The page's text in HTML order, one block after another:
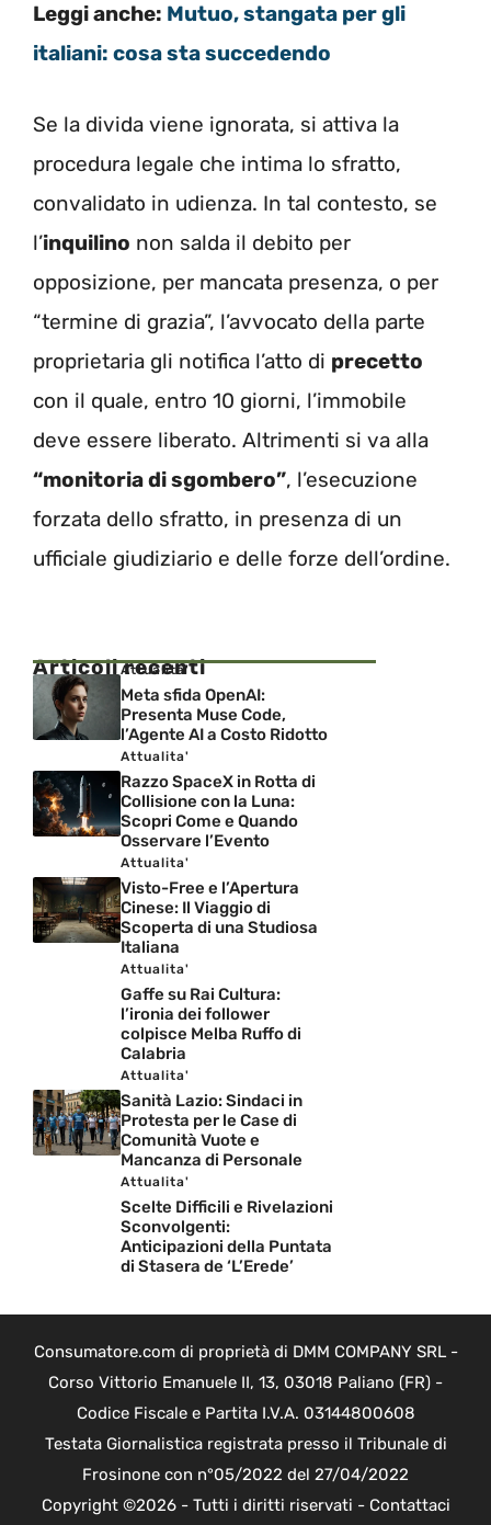
Leggi anche: Mutuo, stangata per gli
italiani: cosa sta succedendo
Se la divida viene ignorata, si attiva la
procedura legale che intima lo sfratto,
convalidato in udienza. In tal contesto, se
l’inquilino non salda il debito per
opposizione, per mancata presenza, o per
“termine di grazia”, l’avvocato della parte
proprietaria gli notifica l’atto di precetto
con il quale, entro 10 giorni, l’immobile
deve essere liberato. Altrimenti si va alla
“monitoria di sgombero”, l’esecuzione
forzata dello sfratto, in presenza di un
ufficiale giudiziario e delle forze dell’ordine.
Articoli recenti
Attualita'
Meta sfida OpenAI:
Presenta Muse Code,
l’Agente AI a Costo Ridotto
Attualita'
Razzo SpaceX in Rotta di
Collisione con la Luna:
Scopri Come e Quando
Osservare l’Evento
Attualita'
Visto-Free e l’Apertura
Cinese: Il Viaggio di
Scoperta di una Studiosa
Italiana
Attualita'
Gaffe su Rai Cultura:
l’ironia dei follower
colpisce Melba Ruffo di
Calabria
Attualita'
Sanità Lazio: Sindaci in
Protesta per le Case di
Comunità Vuote e
Mancanza di Personale
Attualita'
Scelte Difficili e Rivelazioni
Sconvolgenti:
Anticipazioni della Puntata
di Stasera de ‘L’Erede’
Consumatore.com di proprietà di DMM COMPANY SRL -
Corso Vittorio Emanuele II, 13, 03018 Paliano (FR) -
Codice Fiscale e Partita I.V.A. 03144800608
Testata Giornalistica registrata presso il Tribunale di
Frosinone con n°05/2022 del 27/04/2022
Copyright ©2026 - Tutti i diritti riservati - Contattaci